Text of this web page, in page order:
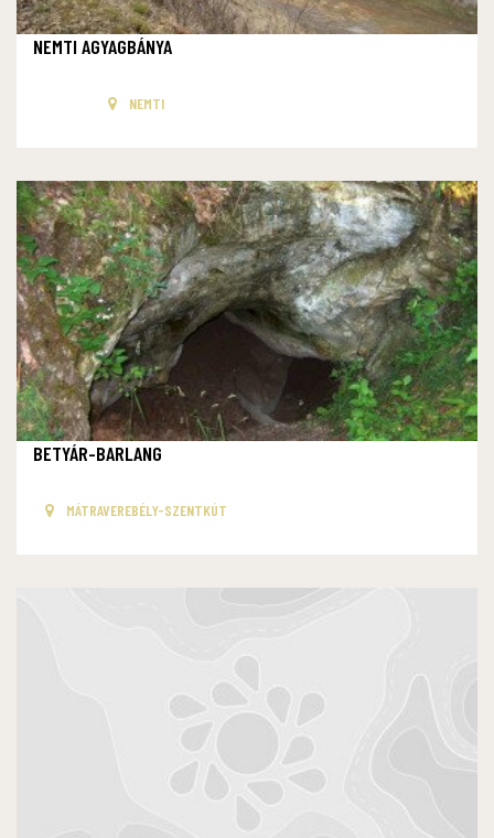
NEMTI AGYAGBÁNYA
NEMTI
BETYÁR-BARLANG
MÁTRAVEREBÉLY-SZENTKÚT